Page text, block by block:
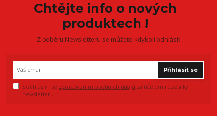
Chtějte info o nových
produktech !
Z odběru Newsletteru se můžete kdykoli odhlásit
Přihlásit se
Souhlasím se zpracováním osobních údajů za účelem rozesílky
newsletteru.